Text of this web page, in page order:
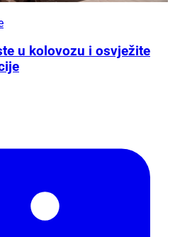
u kolovozu i osvježite